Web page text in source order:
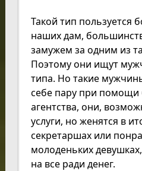
Такой тип пользуется
наших дам,
замужем за одним из
Поэтому они ищут
типа. Но такие
себе пару при помощи
агентства, они,
услуги, но женятся в
секретаршах или
молоденьких
на все ради денег.